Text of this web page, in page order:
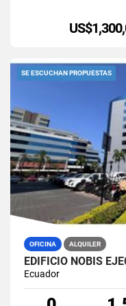
SE ESCUCHAN PROPUESTAS
OFICINA ALQUILER
Ecuador